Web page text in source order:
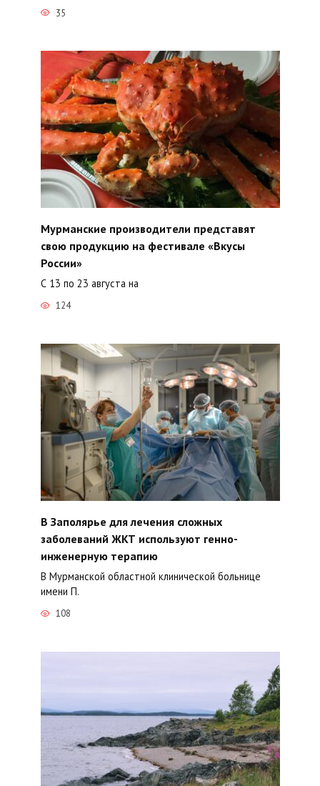
35
Мурманские производители представят
свою продукцию на фестивале «Вкусы
России»
С 13 по 23 августа на
124
В Заполярье для лечения сложных
заболеваний ЖКТ используют генно-
инженерную терапию
В Мурманской областной клинической больнице
имени П.
108